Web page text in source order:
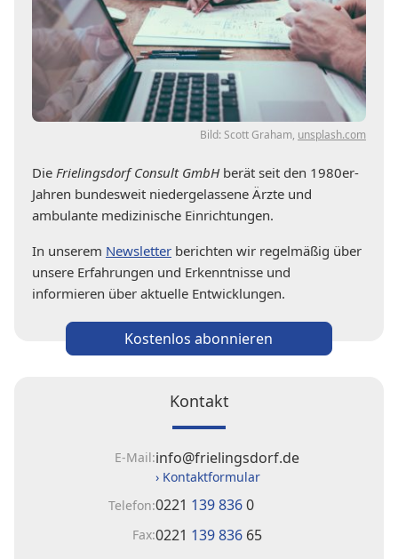
Kontakt
E-Mail:info@frielingsdorf.de
› Kontaktformular
Telefon:0221 139 8360
Fax:0221 139 836 65
Bild: Scott Graham, unsplash.com
Die Frielingsdorf Consult GmbHberät seit den 1980er-
Jahren bundesweit niedergelassene Ärzte und
ambulante medizinische Einrichtungen.
In unserem Newsletter berichten wir regelmäßig über
unsere Erfahrungen und Erkenntnisse und
informieren über aktuelle Entwicklungen.
Kostenlos abonnieren